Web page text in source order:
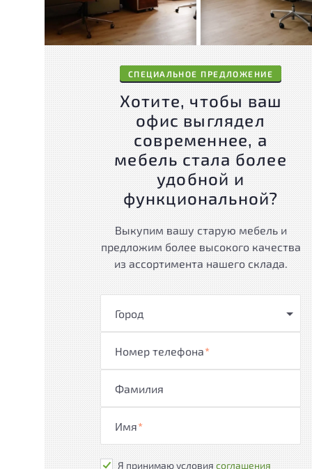
СПЕЦИАЛЬНОЕ ПРЕДЛОЖЕНИЕ
Хотите, чтобы ваш
офис выглядел
современнее, а
мебель стала более
удобной и
функциональной?
Выкупим вашу старую мебель и
предложим более высокого качества
из ассортимента нашего склада.
Город
Номер телефона*
Фамилия
Имя*
Я принимаю условия соглашения